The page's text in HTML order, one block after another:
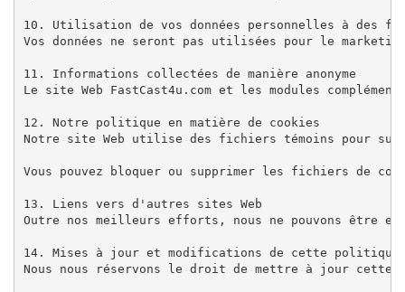
10. Utilisation de vos données personnelles à des
Vos données ne seront pas utilisées pour le
11. Informations collectées de manière anonyme
Le site Web FastCast4u.com et les modules
12. Notre politique en matière de cookies
Notre site Web utilise des fichiers témoins pour
Vous pouvez bloquer ou supprimer les fichiers de
13. Liens vers d'autres sites Web
Outre nos meilleurs efforts, nous ne pouvons être
14. Mises à jour et modifications de cette
Nous nous réservons le droit de mettre à jour cette